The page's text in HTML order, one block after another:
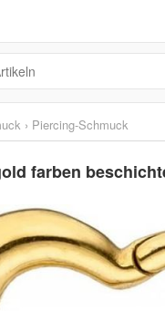
› Piercing-Schmuck
farben